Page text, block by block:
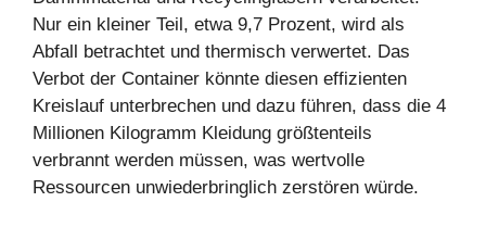
Nur ein kleiner Teil, etwa 9,7 Prozent, wird als
Abfall betrachtet und thermisch verwertet. Das
Verbot der Container könnte diesen effizienten
Kreislauf unterbrechen und dazu führen, dass die 4
Millionen Kilogramm Kleidung größtenteils
verbrannt werden müssen, was wertvolle
Ressourcen unwiederbringlich zerstören würde.